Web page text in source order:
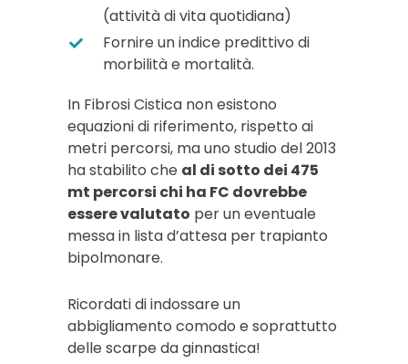
(attività di vita quotidiana)
Fornire un indice predittivo di
morbilità e mortalità.
In Fibrosi Cistica non esistono
equazioni di riferimento, rispetto ai
metri percorsi, ma uno studio del 2013
ha stabilito che al di sotto dei 475
mt percorsi chi ha FC dovrebbe
essere valutato per un eventuale
messa in lista d’attesa per trapianto
bipolmonare.
Ricordati di indossare un
abbigliamento comodo e soprattutto
delle scarpe da ginnastica!